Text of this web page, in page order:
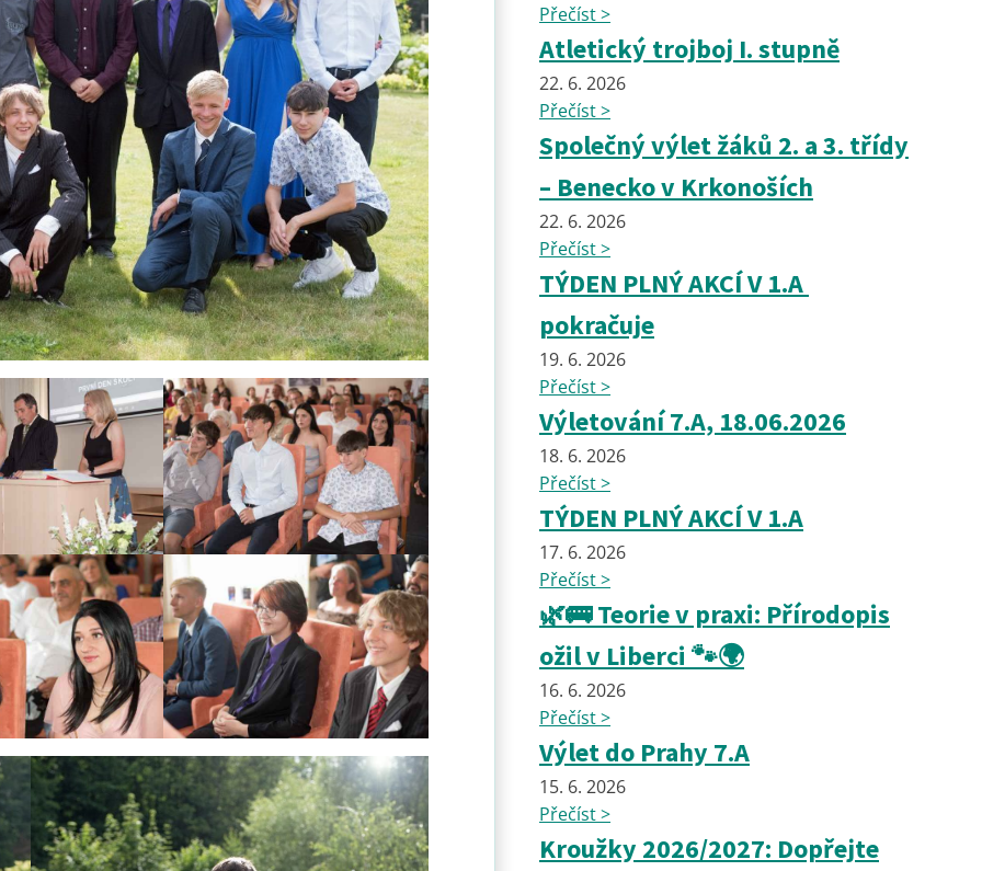
Přečíst >
Atletický trojboj I. stupně
22. 6. 2026
Přečíst >
Společný výlet žáků 2. a 3. třídy
– Benecko v Krkonoších
22. 6. 2026
Přečíst >
TÝDEN PLNÝ AKCÍ V 1.A
pokračuje
19. 6. 2026
Přečíst >
Výletování 7.A, 18.06.2026
18. 6. 2026
Přečíst >
TÝDEN PLNÝ AKCÍ V 1.A
17. 6. 2026
Přečíst >
🌿🚌 Teorie v praxi: Přírodopis
ožil v Liberci 🐾🌍
16. 6. 2026
Přečíst >
Výlet do Prahy 7.A
15. 6. 2026
Přečíst >
Kroužky 2026/2027: Dopřejte